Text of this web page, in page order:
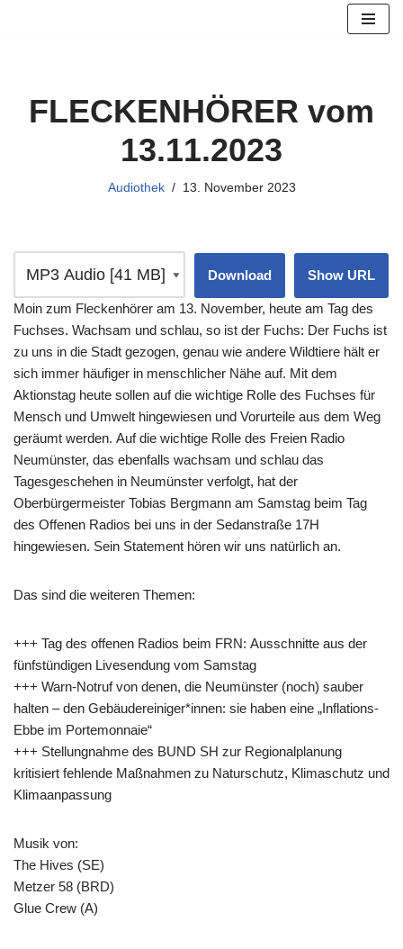
FLECKENHÖRER vom
13.11.2023
Audiothek 13. November 2023
Download Show URL
Moin zum Fleckenhörer am 13. November, heute am Tag des
Fuchses. Wachsam und schlau, so ist der Fuchs: Der Fuchs ist
zu uns in die Stadt gezogen, genau wie andere Wildtiere hält er
sich immer häufiger in menschlicher Nähe auf. Mit dem
Aktionstag heute sollen auf die wichtige Rolle des Fuchses für
Mensch und Umwelt hingewiesen und Vorurteile aus dem Weg
geräumt werden. Auf die wichtige Rolle des Freien Radio
Neumünster, das ebenfalls wachsam und schlau das
Tagesgeschehen in Neumünster verfolgt, hat der
Oberbürgermeister Tobias Bergmann am Samstag beim Tag
des Offenen Radios bei uns in der Sedanstraße 17H
hingewiesen. Sein Statement hören wir uns natürlich an.
Das sind die weiteren Themen:
+++ Tag des offenen Radios beim FRN: Ausschnitte aus der
fünfstündigen Livesendung vom Samstag
+++ Warn-Notruf von denen, die Neumünster (noch) sauber
halten – den Gebäudereiniger*innen: sie haben eine „Inflations-
Ebbe im Portemonnaie“
+++ Stellungnahme des BUND SH zur Regionalplanung
kritisiert fehlende Maßnahmen zu Naturschutz, Klimaschutz und
Klimaanpassung
Musik von:
The Hives (SE)
Metzer 58 (BRD)
Glue Crew (A)